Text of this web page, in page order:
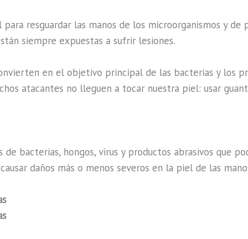
resguardar las manos de los microorganismos y de
siempre expuestas a sufrir lesiones.
en el objetivo principal de las bacterias y los
atacantes no lleguen a tocar nuestra piel: usar
de bacterias, hongos, virus y productos abrasivos que
daños más o menos severos en la piel de las